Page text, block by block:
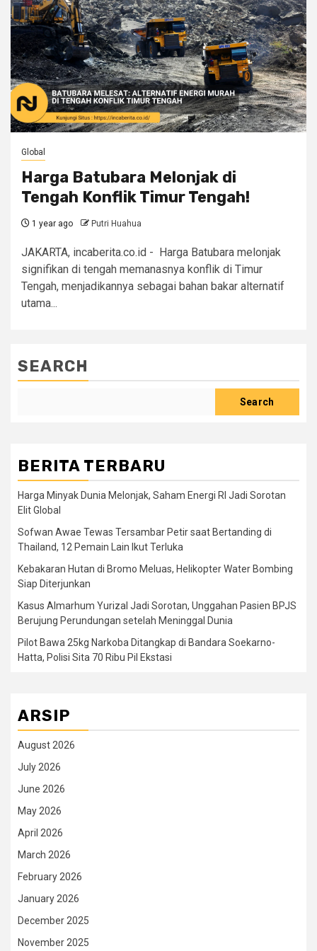
Global
Harga Batubara Melonjak di
Tengah Konflik Timur Tengah!
1 year ago Putri Huahua
JAKARTA, incaberita.co.id - Harga Batubara melonjak
signifikan di tengah memanasnya konflik di Timur
Tengah, menjadikannya sebagai bahan bakar alternatif
utama...
SEARCH
Search
BERITA TERBARU
Harga Minyak Dunia Melonjak, Saham Energi RI Jadi Sorotan
Elit Global
Sofwan Awae Tewas Tersambar Petir saat Bertanding di
Thailand, 12 Pemain Lain Ikut Terluka
Kebakaran Hutan di Bromo Meluas, Helikopter Water Bombing
Siap Diterjunkan
Kasus Almarhum Yurizal Jadi Sorotan, Unggahan Pasien BPJS
Berujung Perundungan setelah Meninggal Dunia
Pilot Bawa 25kg Narkoba Ditangkap di Bandara Soekarno-
Hatta, Polisi Sita 70 Ribu Pil Ekstasi
ARSIP
August 2026
July 2026
June 2026
May 2026
April 2026
March 2026
February 2026
January 2026
December 2025
November 2025